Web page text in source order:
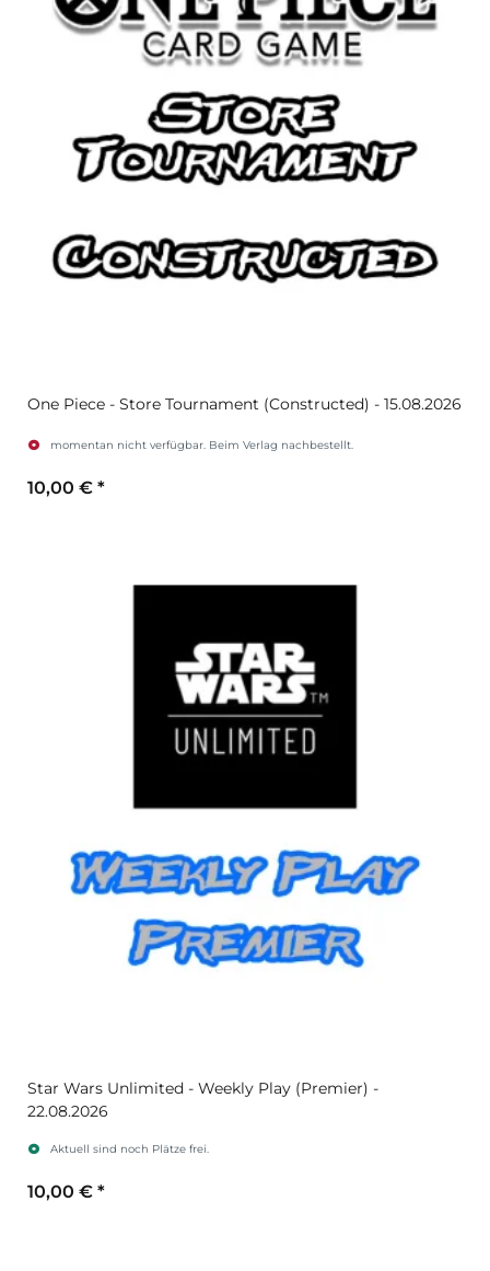
One Piece - Store Tournament (Constructed) - 15.08.2026
momentan nicht verfügbar. Beim Verlag nachbestellt.
10,00 € *
Star Wars Unlimited - Weekly Play (Premier) -
22.08.2026
Aktuell sind noch Plätze frei.
10,00 € *